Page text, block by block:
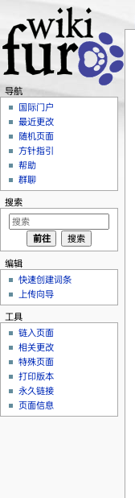
导航
国际门户
最近更改
随机页面
方针指引
帮助
群聊
搜索
编辑
快速创建词条
上传向导
工具
链入页面
相关更改
特殊页面
打印版本
永久链接
页面信息